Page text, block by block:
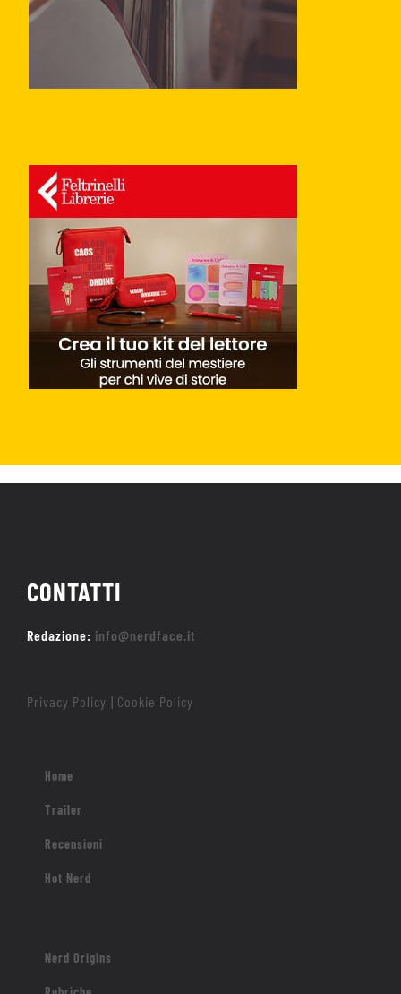
CONTATTI
Redazione: info@nerdface.it
Privacy Policy | Cookie Policy
Home
Trailer
Recensioni
Hot Nerd
Nerd Origins